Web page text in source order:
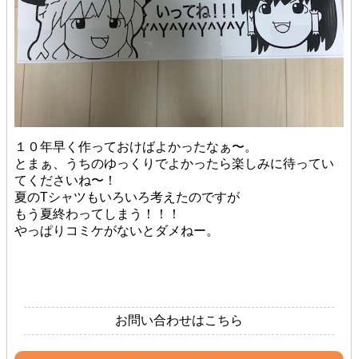
１０年早く作っておけばよかったなぁ〜。
とまぁ、うちのゆっくりでよかったら楽しみに待ってい
てくださいね〜！
夏のTシャツもいろいろ考えたのですが
もう夏終わってしまう！！！
やっぱりコミケがないとダメねー。
お問い合わせはこちら